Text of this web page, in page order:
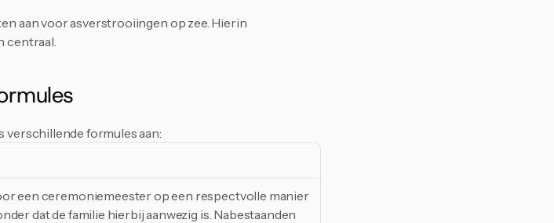
aan voor asverstrooiingen op zee. Hierin
centraal.
verschillende formules aan:
een ceremoniemeester op een respectvolle manier
dat de familie hierbij aanwezig is. Nabestaanden
de hoogte van het laatste nieuws
rond uitvaart en afscheid.
Aanmelden